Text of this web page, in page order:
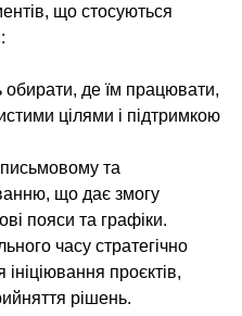
що стосуються
обирати, де їм працювати,
цілями і підтримкою
письмовому та
що дає змогу
пояси та графіки.
часу стратегічно
проєктів,
рішень.